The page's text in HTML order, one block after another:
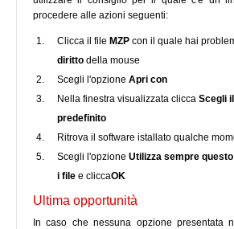
procedere alle azioni seguenti:
Clicca il file MZP con il quale hai
diritto della mouse
Scegli l'opzione Apri con
Nella finestra visualizzata clicca Scegli
predefinito
Ritrova il software istallato qualche
Scegli l'opzione Utilizza sempre
i file e cliccaOK
Ultima opportunità
In caso che nessuna opzione presentata